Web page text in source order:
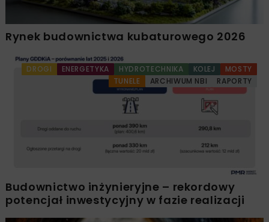
Rynek budownictwa kubaturowego 2026
DROGI ENERGETYKA HYDROTECHNIKA KOLEJ
MOSTY
TUNELE
ARCHIWUM NBI RAPORTY
Budownictwo inżynieryjne – rekordowy
potencjał inwestycyjny w fazie realizacji